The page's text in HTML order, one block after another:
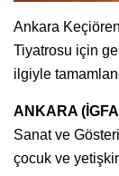
Ankara
Tiyatrosu için
ilgiyle
ANKARA
Sanat ve
çocuk ve